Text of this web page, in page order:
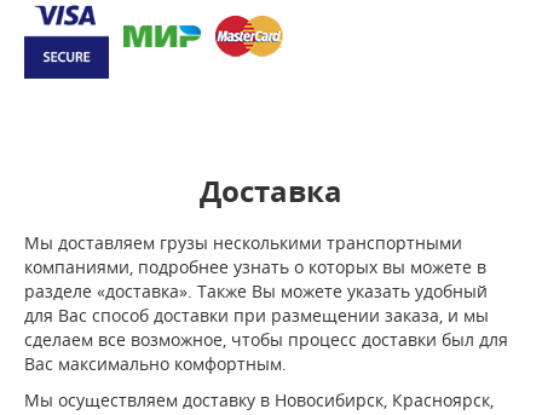
Доставка
Мы доставляем грузы несколькими транспортными
компаниями, подробнее узнать о которых вы можете в
разделе «доставка». Также Вы можете указать удобный
для Вас способ доставки при размещении заказа, и мы
сделаем все возможное, чтобы процесс доставки был для
Вас максимально комфортным.
Мы осуществляем доставку в Новосибирск, Красноярск,